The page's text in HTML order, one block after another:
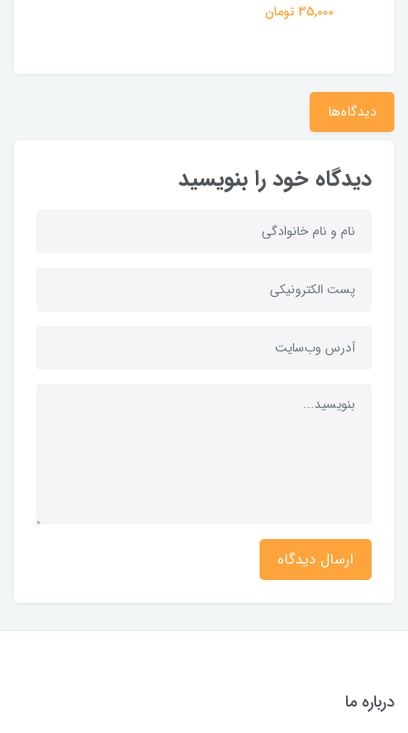
35,000 تومان
دیدگاه‌ها
دیدگاه خود را بنویسید
ارسال دیدگاه
درباره ما